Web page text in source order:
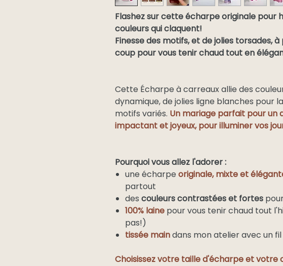
Flashez sur cette écharpe originale pour
couleurs qui claquent!
Finesse des motifs, et de jolies torsades,
coup pour vous tenir chaud tout en
Cette Écharpe à carreaux allie des
dynamique, de jolies ligne blanches pour
motifs variés. Un mariage parfait pour un
impactant et joyeux, pour illuminer vos
Pourquoi vous allez l'adorer :
une écharpe originale, mixte et
partout
des couleurs contrastées et fortes
100% laine pour vous tenir chaud tout
pas!)
tissée maindans mon atelier avec un fil
Choisissez votre taille d'écharpe et votre